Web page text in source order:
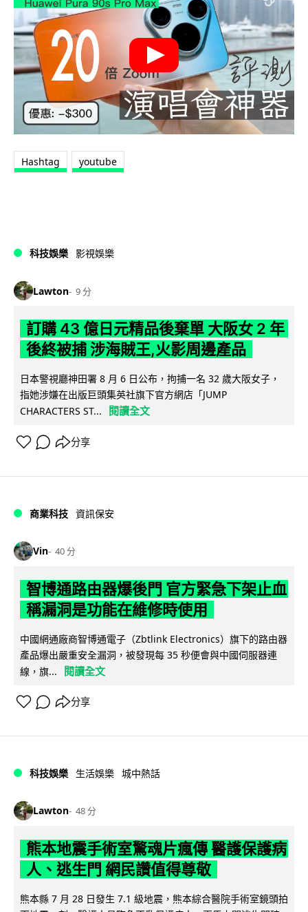
Hashtag youtube
科技娛樂 影視娛樂
Lawton 9 分
訂購 43 億日元精品後棄單 大阪女 2 年
後終被捕 涉海賊王,火影周邊產品
日本警視廳神田署 8 月 6 日公布，拘捕一名 32 歲大阪女子，
指她涉嫌在出版巨頭集英社旗下官方網店「JUMP
CHARACTERS ST...
閱讀全文
分享
商業科技 資訊保安
Vin 40 分
智博通路由器爆後門 官方緊急下架止血
稱漏洞是功能在維修時使用
中國網通廠商智博通電子（Zbtlink Electronics）旗下的路由器
產品爆出嚴重安全漏洞，被發現每 35 秒便會與中國伺服器連
線，旗...
閱讀全文
分享
科技娛樂 生活娛樂 城中熱話
Lawton 48 分
熊本地震手術室驚魂片瘋傳 醫護保護病
人、逃生門 網民讚值得尊敬
熊本縣 7 月 28 日發生 7.1 級地震，熊本綜合醫院手術室鏡頭拍